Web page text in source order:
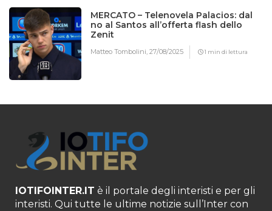
MERCATO – Telenovela Palacios: dal
no al Santos all’offerta flash dello
Zenit
Matteo Tombolini,27/08/2025 1 min di lettura
IOTIFOINTER.IT è il portale degli interisti e per gli
interisti. Qui tutte le ultime notizie sull’Inter con